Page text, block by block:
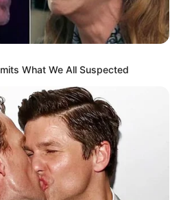
para ACS e ACE: veja o
para conseguir o benefício.
Brasília: Senado pode
PEC 14 em semana de
Kennedy (ES) abre processo
Agentes de Saúde e de
Endemias.
What We All Suspected